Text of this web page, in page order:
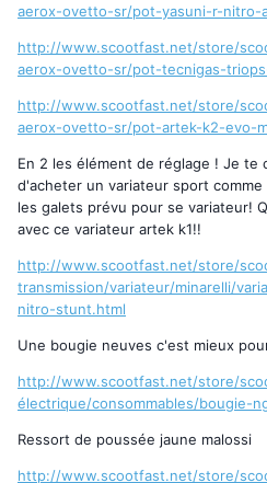
aerox-ovetto-sr/pot-yasuni-r-nitro-
http://www.scootfast.net/store/
aerox-ovetto-sr/pot-tecnigas-
http://www.scootfast.net/store/
aerox-ovetto-sr/pot-artek-k2-evo-
En 2 les élément de réglage ! Je te
d'acheter un variateur sport
les galets prévu pour se variateur!
avec ce variateur artek k1!!
http://www.scootfast.net/store/
transmission/variateur/minarelli/
nitro-stunt.html
Une bougie neuves c'est mieux
http://www.scootfast.net/store/
électrique/consommables/bougie-
Ressort de poussée jaune malossi
http://www.scootfast.net/store/